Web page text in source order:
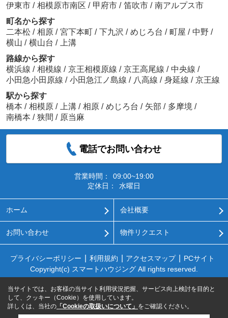
伊東市 / 相模原市南区 / 甲府市 / 笛吹市 / 南アルプス市
町名から探す
二本松 / 相原 / 宮下本町 / 下九沢 / めじろ台 / 町屋 / 中野 /
横山 / 横山台 /
上溝
路線から探す
横浜線 / 相模線 / 京王相模原線 / 京王高尾線 / 中央線 /
小田急小田原線 / 小田急江ノ島線 / 八高線 / 身延線 / 京王線
駅から探す
橋本 / 相模原 / 上溝 / 相原 / めじろ台 / 矢部 / 多摩境 /
南橋本 / 狭間 / 原当麻
電話でお問い合わせ
営業時間：
09:00~19:00
定休日：
水曜日
ホーム 会社概要
お問い合わせ 物件リクエスト
プライバシーポリシー 利用規約 アクセスマップ
PCサイト
Copyright(c) スマートハウジング All rights reserved.
当サイトでは、お客様の当サイト利用状況把握、サービス向上検討を目的と
して、クッキー（Cookie）を使用しています。
詳しくは、当社の 「Cookieの取扱いについて」 をご確認ください。